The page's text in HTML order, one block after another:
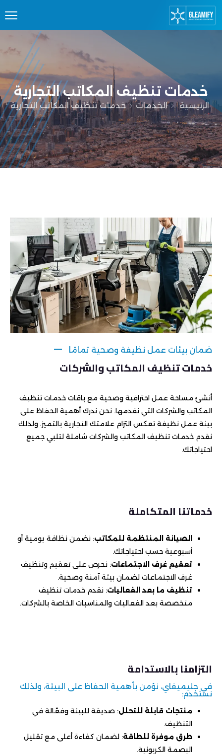
خدمات تنظيف المكاتب التجارية
الرئيسية الخدمات خدمات تنظيف المكاتب التجارية
ضمان بيئات عمل نظيفة وصحية تمامًا
خدمات تنظيف المكاتب والشركات
أنشئ مساحة عمل احترافية وصحية مع باقات خدمات تنظيف
المكاتب والشركات التي نقدمها. نحن ندرك أهمية الحفاظ على
بيئة عمل نظيفة تعكس التزام علامتك التجارية بالتميز، ولذلك
نقدم خدمات تنظيف المكاتب والشركات شاملة لتلبي جميع
احتياجاتك.
خدماتنا المتكاملة
الصيانة المنتظمة للمكاتب: نضمن نظافة يومية أو
أسبوعية حسب احتياجاتك.
تعقيم غرف الاجتماعات: نحرص على تعقيم وتنظيف
غرف الاجتماعات لضمان بيئة آمنة وصحية.
تنظيف ما بعد الفعاليات: نقدم خدمات تنظيف
متخصصة بعد الفعاليات والمناسبات الخاصة بالشركات.
التزامنا بالاستدامة
في جليميفاي، نؤمن بأهمية الحفاظ على البيئة، ولذلك
نستخدم:
منتجات قابلة للتحلل: صديقة للبيئة وفعّالة في
التنظيف.
طرق موفرة للطاقة: لضمان كفاءة أعلى مع تقليل
البصمة الكربونية.